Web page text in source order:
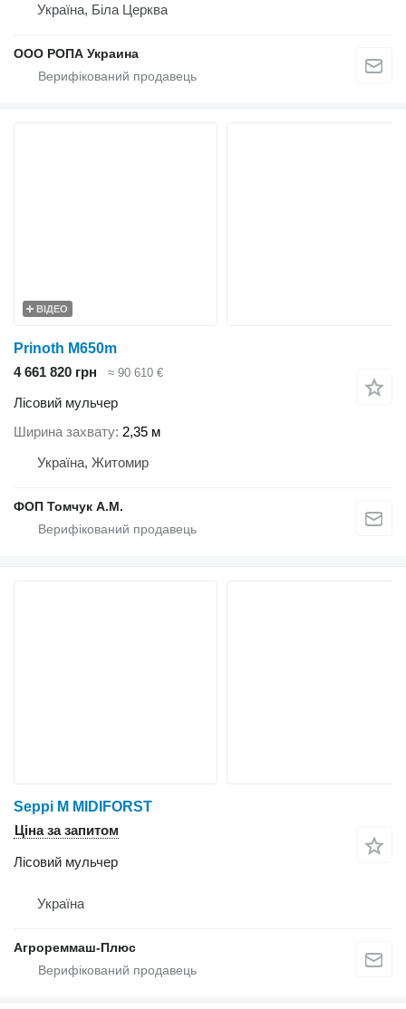
Україна, Біла Церква
ООО РОПА Украина
ВІДЕО
Prinoth M650m
4 661 820 грн
≈ 90 610 €
Лісовий мульчер
Ширина захвату 2,35 м
Україна, Житомир
ФОП Томчук А.М.
Seppi M MIDIFORST
Ціна за запитом
Лісовий мульчер
Україна
Агрореммаш-Плюс